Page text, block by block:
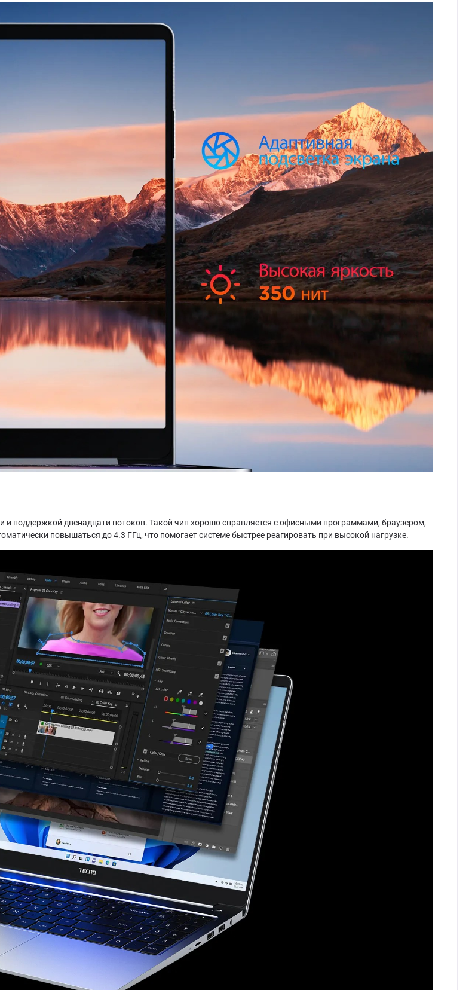
и поддержкой двенадцати потоков. Такой чип хорошо справляется с офисными программами, браузером,
повышаться до 4.3 ГГц, что помогает системе быстрее реагировать при высокой нагрузке.